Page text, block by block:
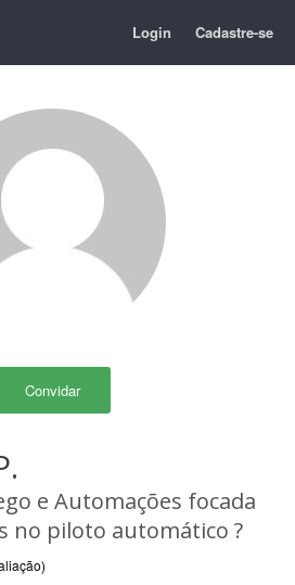
Login Cadastre-se
Convidar
e Automações focada
no piloto automático ?